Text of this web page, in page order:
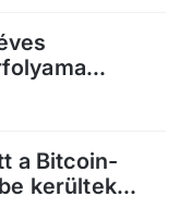
a Bitcoin-
kerültek...